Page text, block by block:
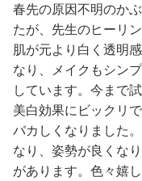
春先の原因不明のか
たが、先生のヒーリ
肌が元より白く透明
なり、メイクもシン
しています。今まで
美白効果にビックリ
バカしくなりました
なり、姿勢が良くな
があります。色々嬉